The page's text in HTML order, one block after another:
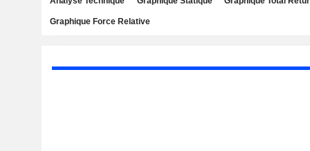
Graphique Force Relative